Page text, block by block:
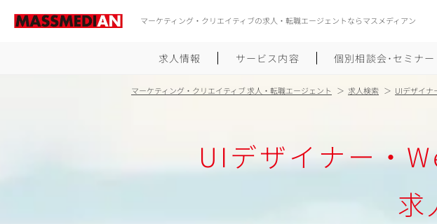
マーケティング・クリエイティブの求人・転職エージェントならマスメディアン
求人情報 サービス内容 個別相談会･セミナー
履歴書のつくり方
ポートフォリオのつく
マーケティング・クリエイティブ 求人・転職エージェント 求人検索 UIデザイナ
UIデザイナー・
求